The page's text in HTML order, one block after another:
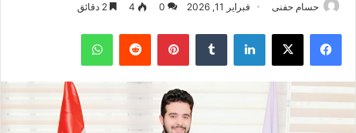
حسام حفنى فبراير 11, 2026 0
4
فيسبوك ‫X لينكدإن بينتيريست واتساب